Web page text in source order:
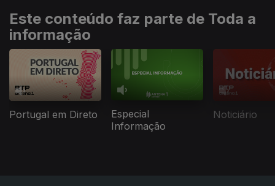
Este conteúdo faz parte de Toda a
informação
Portugal em Direto
Especial
Informação
Noticiário